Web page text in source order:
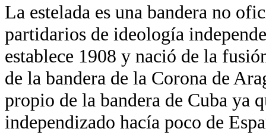
La estelada es una bandera no
partidarios de ideología
establece 1908 y nació de la
de la bandera de la Corona de
propio de la bandera de Cuba ya
independizado hacía poco de